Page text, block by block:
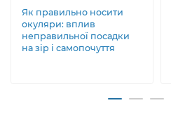
Як правильно носити
окуляри: вплив
неправильної посадки
на зір і самопочуття